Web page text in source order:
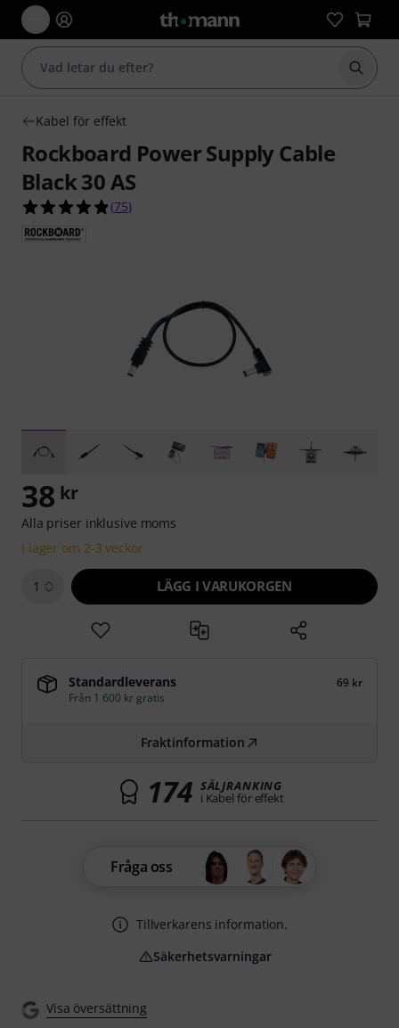
Börja
Kabel för effekt
Rockboard Power Supply Cable
Black 30 AS
4.9 av 5 stjärnor från 75 kundbetyg
(75)
Visa översättning
38 kr
Alla priser inklusive moms
I lager om 2-3 veckor
1 LÄGG I VARUKORGEN
Standardleverans
69 kr
Från 1 600 kr gratis
Fraktinformation
174 SÄLJRANKING
i Kabel för effekt
Fråga oss
Tillverkarens information.
Säkerhetsvarningar